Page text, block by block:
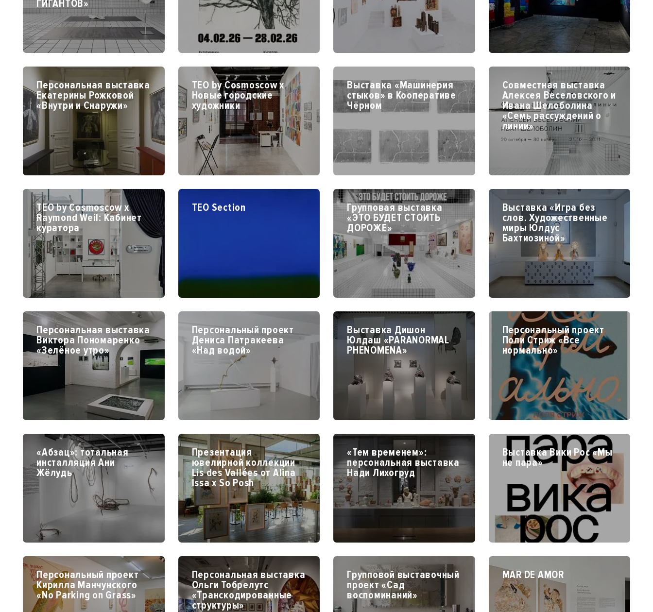
ГИГАНТОВ»
Персональная выставка
Екатерины Рожковой
«Внутри и Снаружи»
TEO by Cosmoscow x
Новые городские
художники
Выставка «Машинерия
стыков» в Кооперативе
Чёрном
Совместная выставка
Алексея Веселовского и
Ивана Шелоболина
«Семь рассуждений о
линии»
TEO by Cosmoscow х
Raymond Weil: Кабинет
куратора
TEO Section
Групповая выставка
«ЭТО БУДЕТ СТОИТЬ
ДОРОЖЕ»
Выставка «Игра без
слов. Художественные
миры Юлдус
Бахтиозиной»
Персональная выставка
Виктора Пономаренко
«Зелёное утро»
Персональный проект
Дениса Патракеева
«Над водой»
Выставка Дишон
Юлдаш «PARANORMAL
PHENOMENA»
Персональный проект
Поли Стриж «Все
нормально»
«Абзац»: тотальная
инсталляция Ани
Жёлудь
Презентация
ювелирной коллекции
Lis des Vallées от Alina
Issa x So Posh
«Тем временем»:
персональная выставка
Нади Лихогруд
Выставка Вики Рос «Мы
не пара»
Персональный проект
Кирилла Манчунского
«No Parking on Grass»
Персональная выставка
Ольги Тобрелутс
«Транскодированные
структуры»
Групповой выставочный
проект «Сад
воспоминаний»
MAR DE AMOR